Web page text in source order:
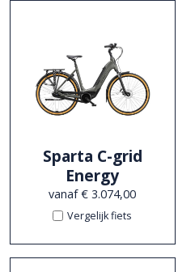
Sparta C-grid
Energy
vanaf € 3.074,00
Vergelijk fiets